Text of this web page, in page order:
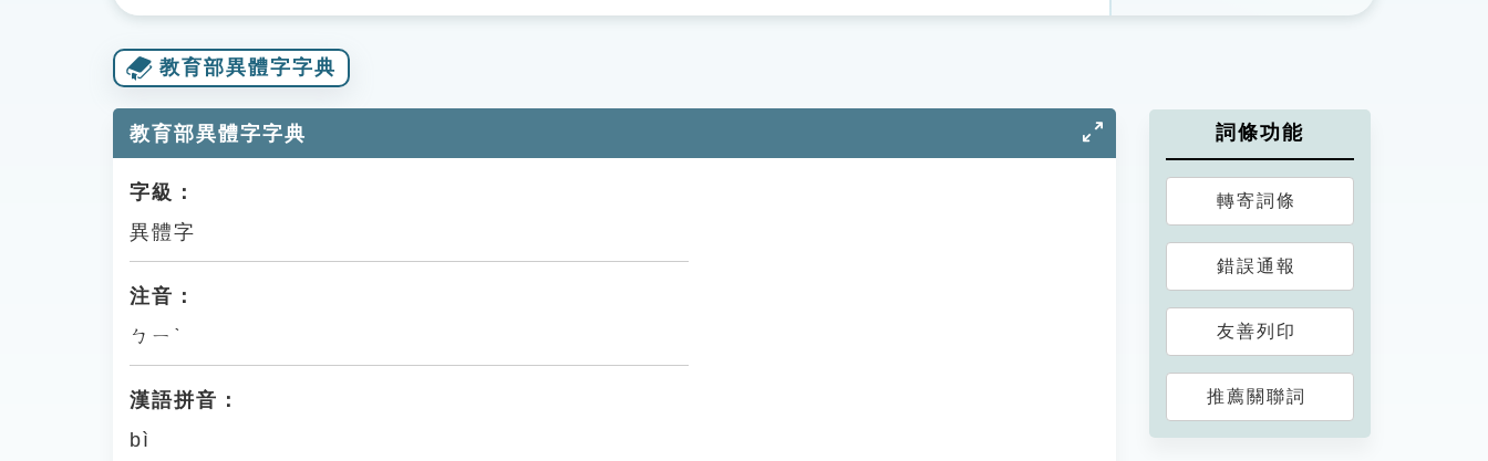
教育部異體字字典
教育部異體字字典
字級：
異體字
注音：
ㄅㄧˋ
漢語拼音：
bì
詞條功能
轉寄詞條
錯誤通報
友善列印
推薦關聯詞